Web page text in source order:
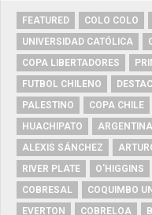
FEATURED COLO COLO
UNIVERSIDAD CATÓLICA
COPA LIBERTADORES
FUTBOL CHILENO
PALESTINO
COPA CHILE
HUACHIPATO
ARGENTINA
ALEXIS SÁNCHEZ
RIVER PLATE
O'HIGGINS
COBRESAL
COQUIMBO
EVERTON
COBRELOA